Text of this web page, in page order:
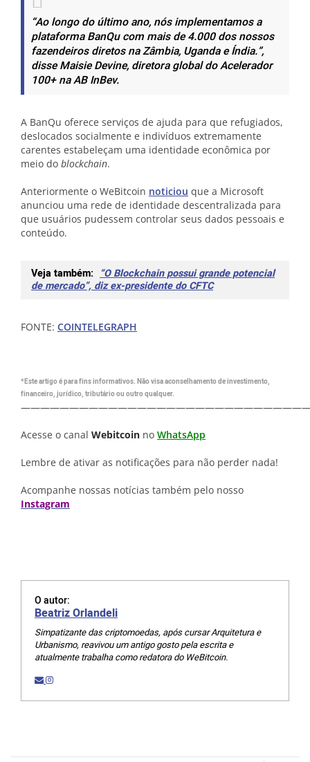
“Ao longo do último ano, nós implementamos a
plataforma BanQu com mais de 4.000 dos nossos
fazendeiros diretos na Zâmbia, Uganda e Índia.”,
disse Maisie Devine, diretora global do Acelerador
100+ na AB InBev.
A BanQu oferece serviços de ajuda para que refugiados,
deslocados socialmente e indivíduos extremamente
carentes estabeleçam uma identidade econômica por
meio do blockchain.
Anteriormente o WeBitcoin noticiou que a Microsoft
anunciou uma rede de identidade descentralizada para
que usuários pudessem controlar seus dados pessoais e
conteúdo.
Veja também: “O Blockchain possui grande potencial
de mercado”, diz ex-presidente do CFTC
FONTE: COINTELEGRAPH
*Este artigo é para fins informativos. Não visa aconselhamento de investimento,
financeiro, jurídico, tributário ou outro qualquer.
Acesse o canal Webitcoin no WhatsApp
Lembre de ativar as notificações para não perder nada!
Acompanhe nossas notícias também pelo nosso
Instagram
O autor:
Beatriz Orlandeli
Simpatizante das criptomoedas, após cursar Arquitetura e
Urbanismo, reavivou um antigo gosto pela escrita e
atualmente trabalha como redatora do WeBitcoin.